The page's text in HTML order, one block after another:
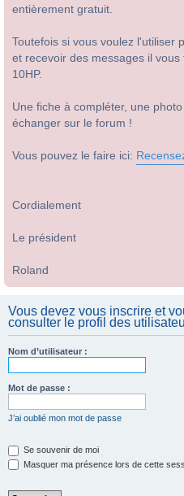
entièrement gratuit.
Toutefois si vous voulez l'utiliser
et recevoir des messages il
10HP.
Une fiche à compléter, une
échanger sur le forum !
Vous pouvez le faire ici:
Cordialement
Le président
Roland
Vous devez vous inscrire et
consulter le profil des
Nom d’utilisateur :
Mot de passe :
J’ai oublié mon mot de passe
Se souvenir de moi
Masquer ma présence lors de cette